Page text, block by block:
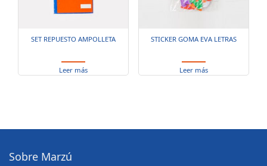
SET REPUESTO AMPOLLETA
Leer más
STICKER GOMA EVA LETRAS
Leer más
Sobre Marzú